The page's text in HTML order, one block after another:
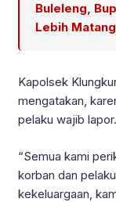
Buleleng,
Lebih
Kapolsek
mengatakan,
pelaku wajib lapor.
“Semua kami
korban dan
kekeluargaan,